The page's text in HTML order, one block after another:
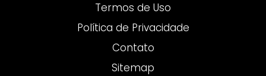
Termos de Uso
Política de Privacidade
Contato
Sitemap